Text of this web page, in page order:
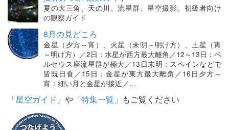
夏の大三角、天の川、流星群、星空撮影。初級者向け
の観察ガイド
8月の見どころ
金星（夕方～宵）、火星（未明～明け方）、土星（宵
～明け方）／2日：水星が西方最大離角／12～13日：ペ
ルセウス座流星群が極大／13日未明：スペインなどで
皆既日食／15日：金星が東方最大離角／16日夕方～
宵：細い月と金星が接近／…
「星空ガイド 」や「特集一覧 」もご覧ください